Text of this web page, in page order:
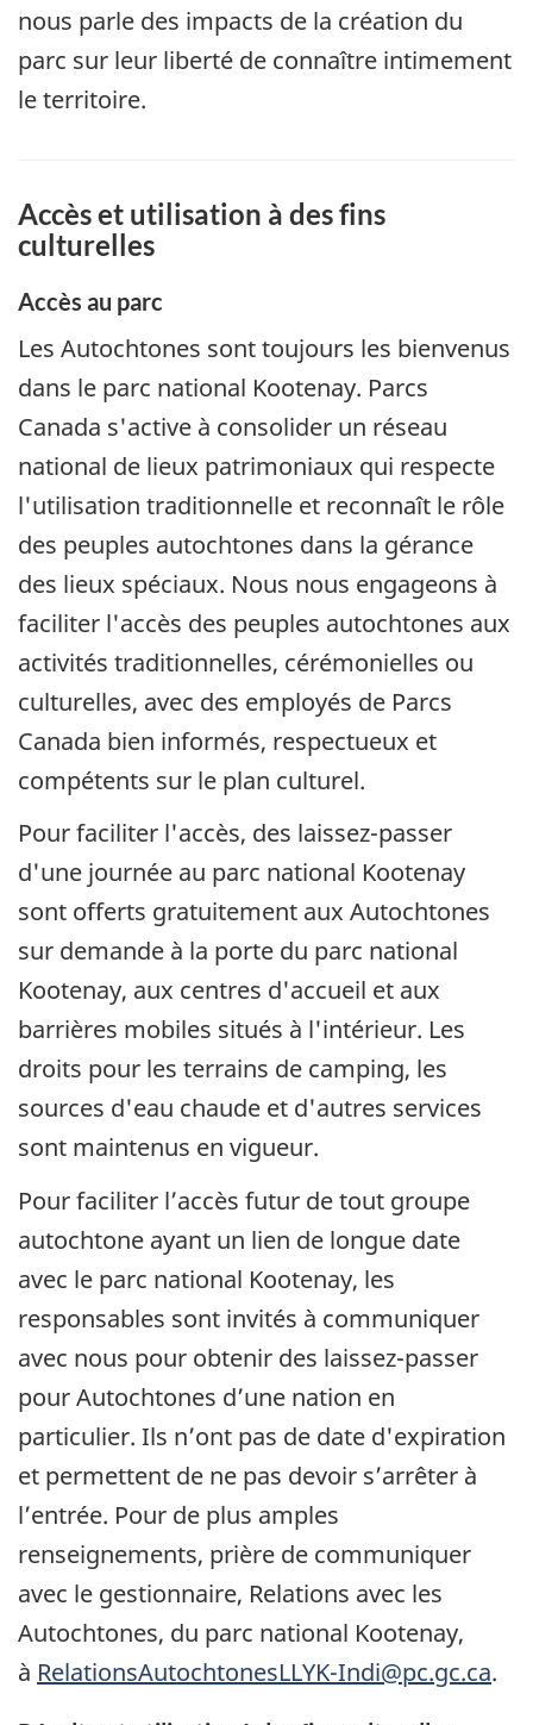
nous parle des impacts de la création du
parc sur leur liberté de connaître intimement
le territoire.
Accès et utilisation à des fins
culturelles
Accès au parc
Les Autochtones sont toujours les bienvenus
dans le parc national Kootenay. Parcs
Canada s'active à consolider un réseau
national de lieux patrimoniaux qui respecte
l'utilisation traditionnelle et reconnaît le rôle
des peuples autochtones dans la gérance
des lieux spéciaux. Nous nous engageons à
faciliter l'accès des peuples autochtones aux
activités traditionnelles, cérémonielles ou
culturelles, avec des employés de Parcs
Canada bien informés, respectueux et
compétents sur le plan culturel.
Pour faciliter l'accès, des laissez-passer
d'une journée au parc national Kootenay
sont offerts gratuitement aux Autochtones
sur demande à la porte du parc national
Kootenay, aux centres d'accueil et aux
barrières mobiles situés à l'intérieur. Les
droits pour les terrains de camping, les
sources d'eau chaude et d'autres services
sont maintenus en vigueur.
Pour faciliter l’accès futur de tout groupe
autochtone ayant un lien de longue date
avec le parc national Kootenay, les
responsables sont invités à communiquer
avec nous pour obtenir des laissez-passer
pour Autochtones d’une nation en
particulier. Ils n’ont pas de date d'expiration
et permettent de ne pas devoir s’arrêter à
l’entrée. Pour de plus amples
renseignements, prière de communiquer
avec le gestionnaire, Relations avec les
Autochtones, du parc national Kootenay,
à RelationsAutochtonesLLYK-Indi@pc.gc.ca.